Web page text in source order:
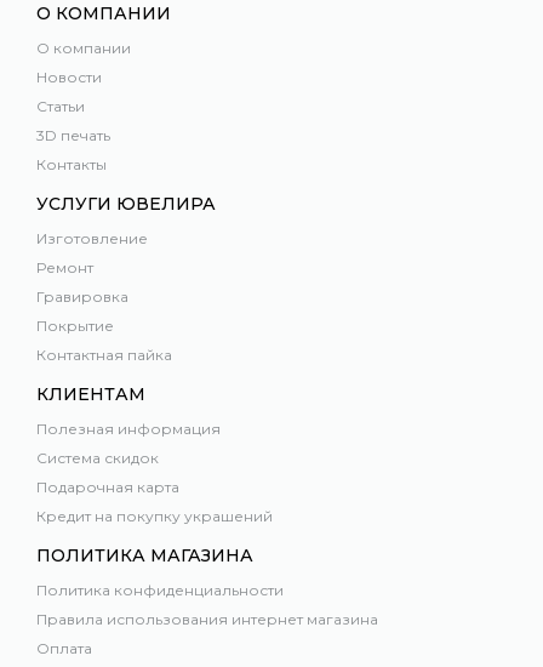
О КОМПАНИИ
О компании
Новости
Статьи
3D печать
Контакты
УСЛУГИ ЮВЕЛИРА
Изготовление
Ремонт
Гравировка
Покрытие
Контактная пайка
КЛИЕНТАМ
Полезная информация
Система скидок
Подарочная карта
Кредит на покупку украшений
ПОЛИТИКА МАГАЗИНА
Политика конфиденциальности
Правила использования интернет магазина
Оплата